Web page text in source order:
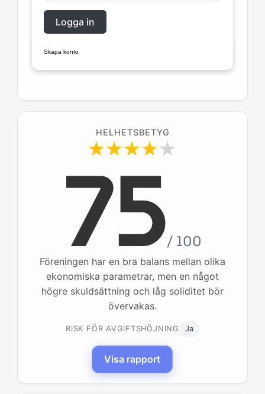
Logga in
Skapa konto
HELHETSBETYG
75/ 100
Föreningen har en bra balans mellan olika
ekonomiska parametrar, men en något
högre skuldsättning och låg soliditet bör
övervakas.
RISK FÖR AVGIFTSHÖJNING Ja
Visa rapport